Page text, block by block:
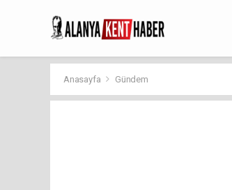
Anasayfa Gündem